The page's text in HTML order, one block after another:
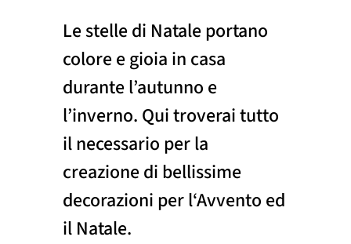
Le stelle di Natale portano
colore e gioia in casa
durante l’autunno e
l’inverno. Qui troverai tutto
il necessario per la
creazione di bellissime
decorazioni per l‘Avvento ed
il Natale.